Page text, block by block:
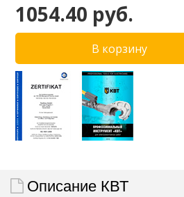
1054.40 руб.
Описание КВТ